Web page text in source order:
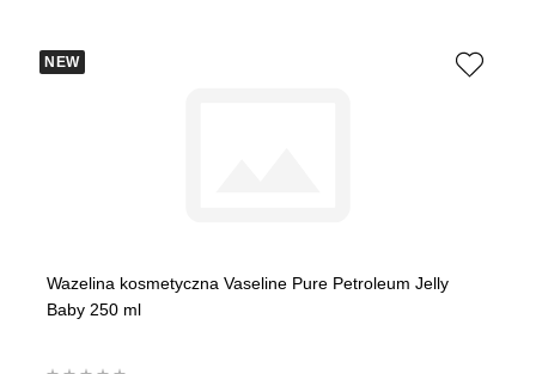
NEW
Wazelina kosmetyczna Vaseline Pure Petroleum Jelly
Baby 250 ml